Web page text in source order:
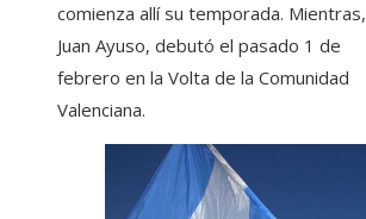
comienza allí su temporada. Mientras,
Juan Ayuso, debutó el pasado 1 de
febrero en la Volta de la Comunidad
Valenciana.